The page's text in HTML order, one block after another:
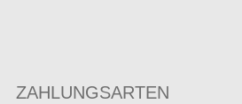
ZAHLUNGSARTEN